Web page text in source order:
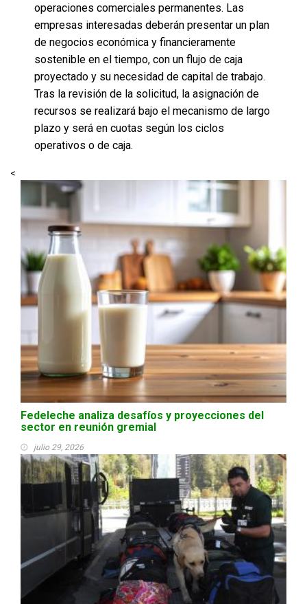
operaciones comerciales permanentes. Las
empresas interesadas deberán presentar un plan
de negocios económica y financieramente
sostenible en el tiempo, con un flujo de caja
proyectado y su necesidad de capital de trabajo.
Tras la revisión de la solicitud, la asignación de
recursos se realizará bajo el mecanismo de largo
plazo y será en cuotas según los ciclos
operativos o de caja.
<
Fedeleche analiza desafíos y proyecciones del
sector en reunión gremial
julio 29, 2026